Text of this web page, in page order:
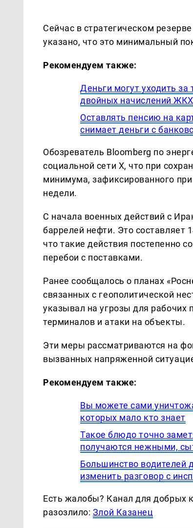
Сейчас в стратегическом
указано, что это минимальный
Рекомендуем также:
Деньги могут уходить
двойных начислений ЖКХ
Оставлять пенсию на
снимает деньги с
Обозреватель Bloomberg по
социальной сети X, что при
минимума, зафиксированного
недели.
С начала военных действий с
баррелей нефти. Это составляет
что такие действия постепенно
перебои с поставками.
Ранее сообщалось о планах
связанных с геополитической
указывал на угрозы для
терминалов и атаки на объекты.
Эти меры рассматриваются на
вызванных напряженной
Рекомендуем также:
Вы можете сами
которых мало кто знает
Такое блюдо точно
получаются нежными,
Большинство
изменить разговор с
Есть жалобы? Канал для добрых
разозлило: Злой Казанец